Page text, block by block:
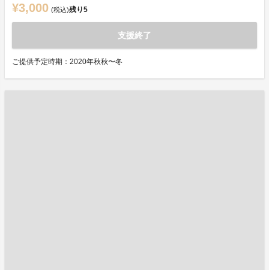
¥3,000 (税込)残り5
支援終了
ご提供予定時期：2020年秋秋〜冬